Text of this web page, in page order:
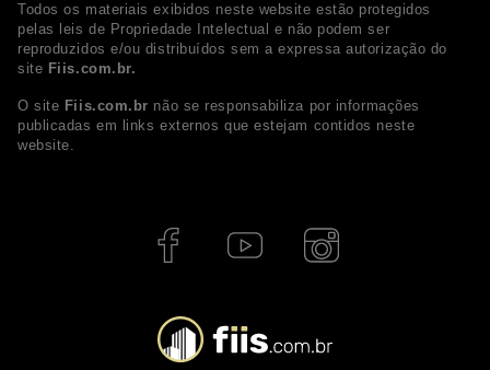
Todos os materiais exibidos neste website estão protegidos
pelas leis de Propriedade Intelectual e não podem ser
reproduzidos e/ou distribuídos sem a expressa autorização do
site Fiis.com.br.
O site Fiis.com.br não se responsabiliza por informações
publicadas em links externos que estejam contidos neste
website.